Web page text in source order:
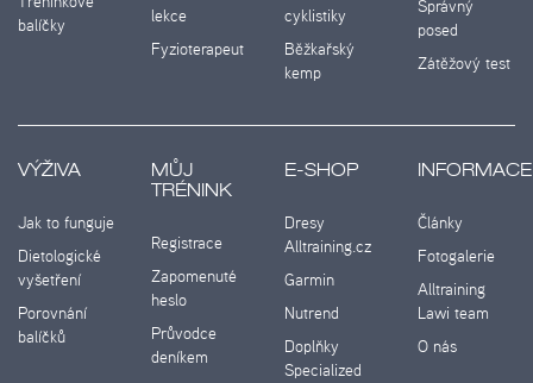
balíčky
lekce
Fyzioterapeut
cyklistiky
Běžkařský
kemp
Správný
posed
Zátěžový test
VÝŽIVA
Jak to funguje
Dietologické
vyšetření
Porovnání
balíčků
MŮJ
TRÉNINK
Registrace
Zapomenuté
heslo
Průvodce
deníkem
E-SHOP
Dresy
Alltraining.cz
Garmin
Nutrend
Doplňky
Specialized
INFORMACE
Články
Fotogalerie
Alltraining
Lawi team
O nás